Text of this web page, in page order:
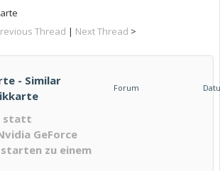
Thread | Next Thread >
- Similar
Forum
statt
GeForce
zu einem